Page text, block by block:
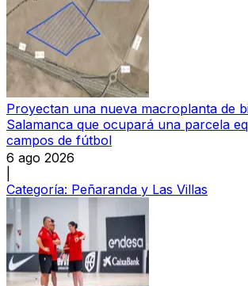
Proyectan una nueva macroplanta de
Salamanca que ocupará una parcela
campos de fútbol
6 ago 2026
Categoría: Peñaranda y Las Villas